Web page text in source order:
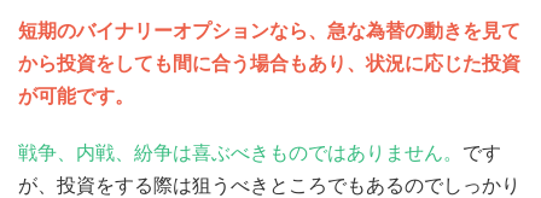
短期のバイナリーオプションなら、急な為替の動きを見て
から投資をしても間に合う場合もあり、状況に応じた投資
が可能です。
戦争、内戦、紛争は喜ぶべきものではありません。 です
が、投資をする際は狙うべきところでもあるのでしっかり